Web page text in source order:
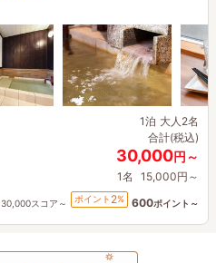
1泊 大人2名
合計(税込)
30,000円～
1名 15,000円～
30,000スコア～ ポイント 2% 600ポイント～